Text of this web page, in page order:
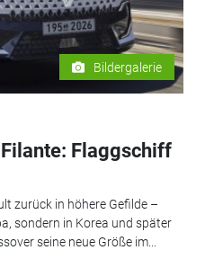
Bildergalerie
Flaggschiff
zurück in höhere Gefilde –
sondern in Korea und später
seine neue Größe im...